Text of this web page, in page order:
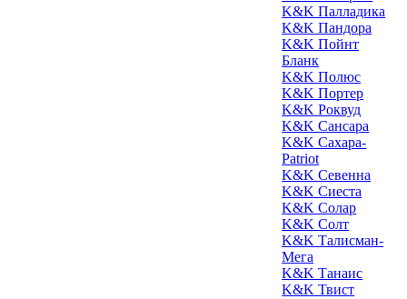
K&K Палладика
K&K Пандора
K&K Пойнт
Бланк
K&K Полюс
K&K Портер
K&K Роквуд
K&K Сансара
K&K Сахара-
Patriot
K&K Севенна
K&K Сиеста
K&K Солар
K&K Солт
K&K Талисман-
Мега
K&K Танаис
K&K Твист